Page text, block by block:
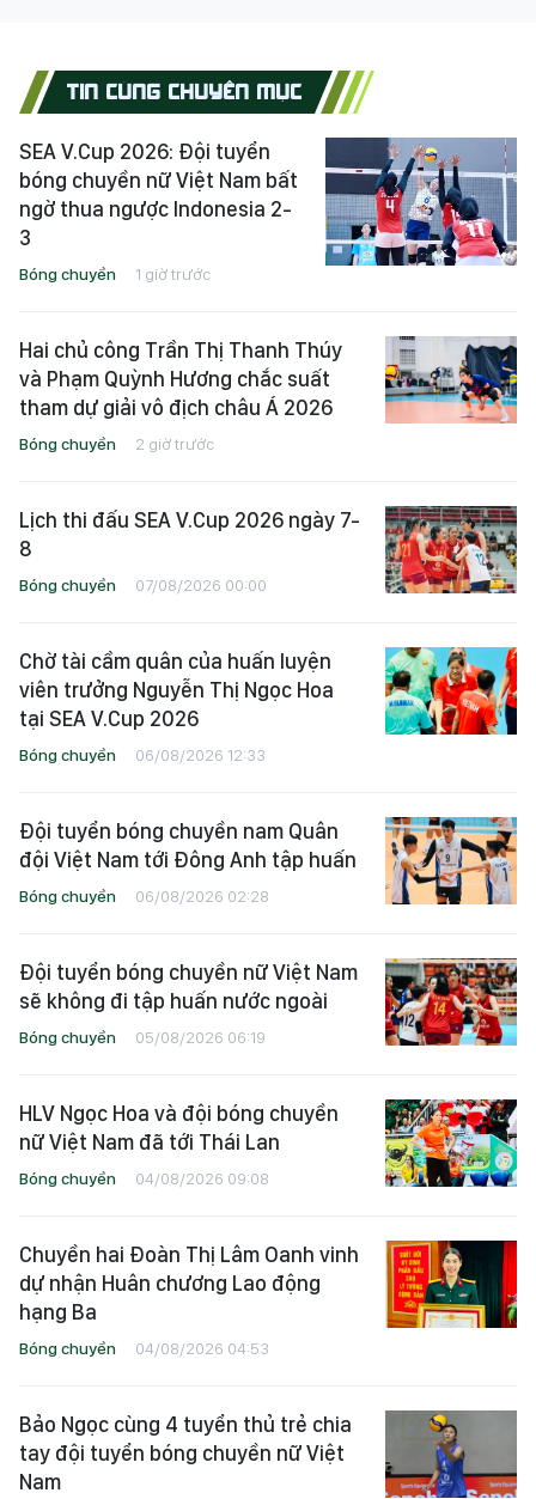
TIN CÙNG CHUYÊN MỤC
SEA V.Cup 2026: Đội tuyển
bóng chuyền nữ Việt Nam bất
ngờ thua ngược Indonesia 2-
3
Bóng chuyền 1 giờ trước
Hai chủ công Trần Thị Thanh Thúy
và Phạm Quỳnh Hương chắc suất
tham dự giải vô địch châu Á 2026
Bóng chuyền 2 giờ trước
Lịch thi đấu SEA V.Cup 2026 ngày 7-
8
Bóng chuyền 07/08/2026 00:00
Chờ tài cầm quân của huấn luyện
viên trưởng Nguyễn Thị Ngọc Hoa
tại SEA V.Cup 2026
Bóng chuyền 06/08/2026 12:33
Đội tuyển bóng chuyền nam Quân
đội Việt Nam tới Đông Anh tập huấn
Bóng chuyền 06/08/2026 02:28
Đội tuyển bóng chuyền nữ Việt Nam
sẽ không đi tập huấn nước ngoài
Bóng chuyền 05/08/2026 06:19
HLV Ngọc Hoa và đội bóng chuyền
nữ Việt Nam đã tới Thái Lan
Bóng chuyền 04/08/2026 09:08
Chuyền hai Đoàn Thị Lâm Oanh vinh
dự nhận Huân chương Lao động
hạng Ba
Bóng chuyền 04/08/2026 04:53
Bảo Ngọc cùng 4 tuyển thủ trẻ chia
tay đội tuyển bóng chuyền nữ Việt
Nam